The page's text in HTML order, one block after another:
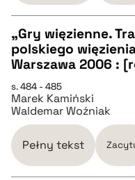
pobierz cytat
CZYSTY TEKST
pobierz cytat
BIBTEX
„Gry więzienne.
polskiego
Warszawa 2006 :
s. 484 - 485
Marek Kamiński
Waldemar Woźniak
Pełny tekst